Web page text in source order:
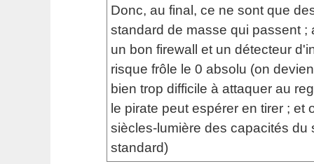
Donc, au final, ce ne sont que
standard de masse qui passent ;
un bon firewall et un détecteur
risque frôle le 0 absolu (on
bien trop difficile à attaquer au
le pirate peut espérer en tirer ; et
siècles-lumière des capacités du
standard)